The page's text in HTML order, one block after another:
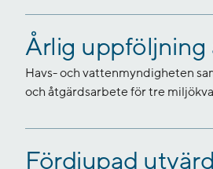
Årlig uppföljning
Havs- och vattenmyndigheten
och åtgärdsarbete för tre
Fördjupad